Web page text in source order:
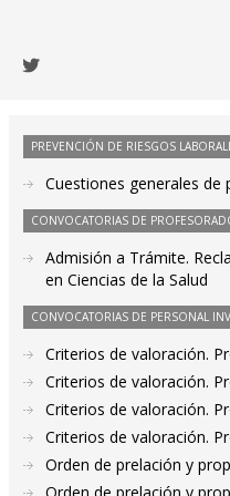
PREVENCIÓN DE RIESGOS
Cuestiones generales
CONVOCATORIAS DE
Admisión a Trámite.
en Ciencias de la Salud
CONVOCATORIAS DE PERSONAL
Criterios de valoración.
Criterios de valoración.
Criterios de valoración.
Criterios de valoración.
Orden de prelación y